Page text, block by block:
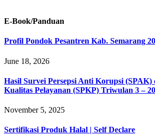
E-Book/Panduan
Profil Pondok Pesantren Kab. Semarang
June 18, 2026
Hasil Survei Persepsi Anti Korupsi (SPAK)
Kualitas Pelayanan (SPKP) Triwulan 3 –
November 5, 2025
Sertifikasi Produk Halal | Self Declare